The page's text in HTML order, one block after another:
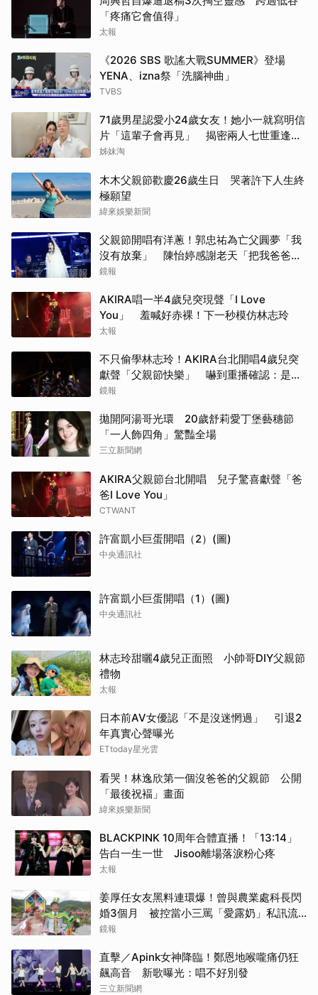
「疼痛它會值得」
太報
《2026 SBS 歌謠大戰SUMMER》登場
YENA、izna祭「洗腦神曲」
TVBS
71歲男星認愛小24歲女友！她小一就寫明信
片「這輩子會再見」 揭密兩人七世重逢奇
緣
姊妹淘
木木父親節歡慶26歲生日 哭著許下人生終
極願望
緯來娛樂新聞
父親節開唱有洋蔥！郭忠祐為亡父圓夢「我
沒有放棄」 陳怡婷感謝老天「把我爸爸還
給我」
鏡報
AKIRA唱一半4歲兒突現聲「I Love
You」 羞喊好赤裸！下一秒模仿林志玲
太報
不只偷學林志玲！AKIRA台北開唱4歲兒突
獻聲「父親節快樂」 嚇到重播確認：是我
兒子
鏡報
拋開阿湯哥光環 20歲舒莉愛丁堡藝穗節
「一人飾四角」驚豔全場
三立新聞網
AKIRA父親節台北開唱 兒子驚喜獻聲「爸
爸I Love You」
CTWANT
許富凱小巨蛋開唱（2）(圖)
中央通訊社
許富凱小巨蛋開唱（1）(圖)
中央通訊社
林志玲甜曬4歲兒正面照 小帥哥DIY父親節
禮物
太報
日本前AV女優認「不是沒迷惘過」 引退2
年真實心聲曝光
ETtoday星光雲
看哭！林逸欣第一個沒爸爸的父親節 公開
「最後祝褔」畫面
緯來娛樂新聞
BLACKPINK 10周年合體直播！「13:14」
告白一生一世 Jisoo離場落淚粉心疼
太報
姜厚任女友黑料連環爆！曾與農業處科長閃
婚3個月 被控當小三罵「愛露奶」私訊流
出
鏡報
直擊／Apink女神降臨！鄭恩地喉嚨痛仍狂
飆高音 新歌曝光：唱不好別發
三立新聞網